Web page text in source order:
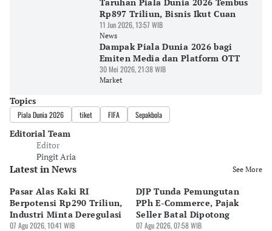
Rp897 Triliun, Bisnis Ikut Cuan
11 Jun 2026, 13:57 WIB
News
Dampak Piala Dunia 2026 bagi
Emiten Media dan Platform OTT
30 Mei 2026, 21:38 WIB
Market
Topics
Piala Dunia 2026 tiket FIFA Sepakbola
Editorial Team
Editor
Pingit Aria
Latest in News See More
Pasar Alas Kaki RI
Berpotensi Rp290 Triliun,
Industri Minta Deregulasi
07 Agu 2026, 10:41 WIB
DJP Tunda Pemungutan
PPh E-Commerce, Pajak
Seller Batal Dipotong
07 Agu 2026, 07:58 WIB